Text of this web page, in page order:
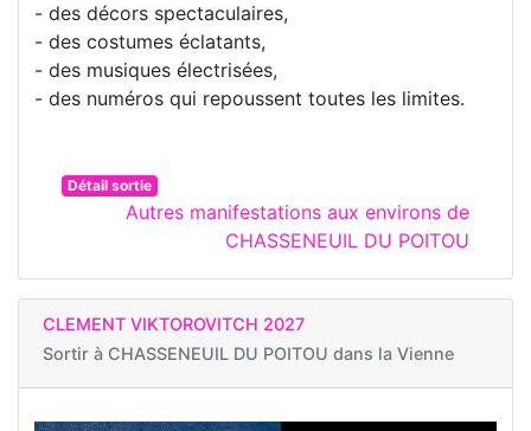
- des décors spectaculaires,
- des costumes éclatants,
- des musiques électrisées,
- des numéros qui repoussent toutes les limites.
Détail sortie
Autres manifestations aux environs de
CHASSENEUIL DU POITOU
CLEMENT VIKTOROVITCH 2027
Sortir à CHASSENEUIL DU POITOU dans la Vienne